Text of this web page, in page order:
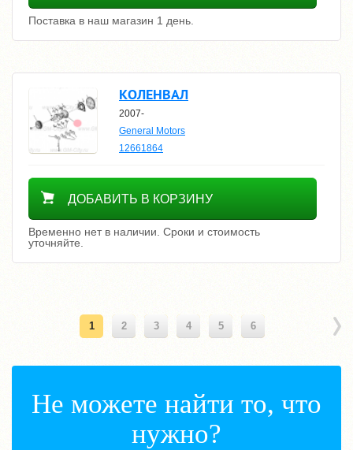
Поставка в наш магазин 1 день.
КОЛЕНВАЛ
2007-
General Motors
12661864
Уточнить цену
ДОБАВИТЬ В КОРЗИНУ
Временно нет в наличии. Сроки и стоимость
уточняйте.
1 2 3 4 5 6
Не можете найти то, что
нужно?